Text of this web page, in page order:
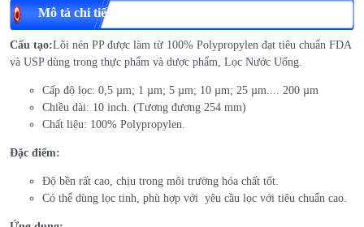
Mô tả chi tiết
Cấu tạo:Lõi nén PP được làm từ 100% Polypropylen đạt tiêu chuẩn FDA
và USP dùng trong thực phẩm và dược phẩm, Lọc Nước Uống.
Cấp độ lọc: 0,5 µm; 1 µm; 5 µm; 10 µm; 25 µm.... 200 µm
Chiều dài: 10 inch. (Tương đương 254 mm)
Chất liệu: 100% Polypropylen.
Đặc điểm:
Độ bền rất cao, chịu trong môi trường hóa chất tốt.
Có thể dùng lọc tinh, phù hợp với yêu cầu lọc với tiêu chuẩn cao.